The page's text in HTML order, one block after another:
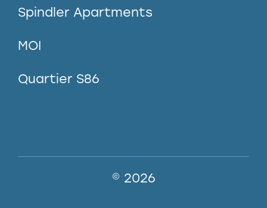
Spindler Apartments
MOI
Quartier S86
© 2026